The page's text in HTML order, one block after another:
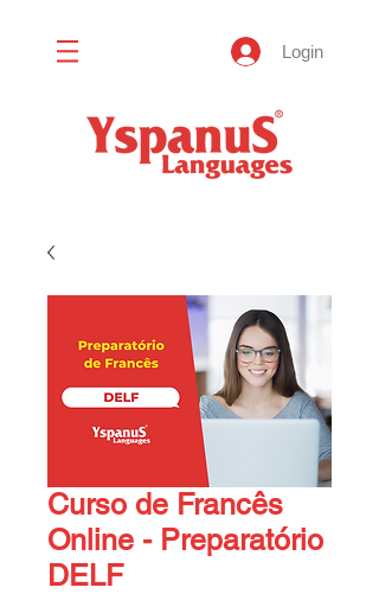
Login
Curso de Francês
Online - Preparatório
DELF